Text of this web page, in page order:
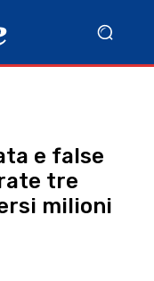
e false
tre
milioni